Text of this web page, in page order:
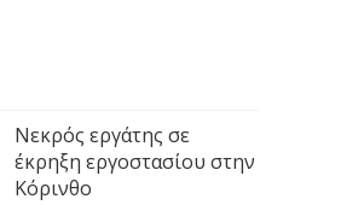
Νεκρός εργάτης σε
έκρηξη εργοστασίου στην
Κόρινθο